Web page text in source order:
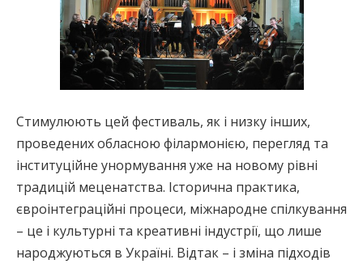
Стимулюють цей фестиваль, як і низку інших,
проведених обласною філармонією, перегляд та
інституційне унормування уже на новому рівні
традицій меценатства. Історична практика,
євроінтеграційні процеси, міжнародне спілкування
– це і культурні та креативні індустрії, що лише
народжуються в Україні. Відтак – і зміна підходів